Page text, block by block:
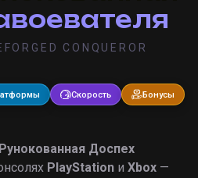
CONQUEROR
Скорость Бонусы
Доспех
PlayStation и Xbox —